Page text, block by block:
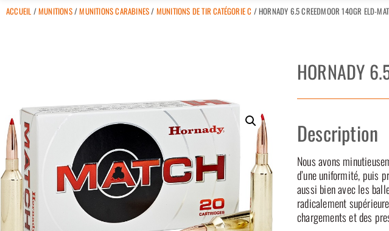
ACCUEIL /MUNITIONS/MUNITIONS CARABINES/ MUNITIONS DE TIR CATÉGORIE C / HORNADY 6.5 CREEDMOOR 140GR ELD-
HORNADY
Description
Nous avons
d’une uniformité, puis
aussi bien avec les
radicalement
chargements et des